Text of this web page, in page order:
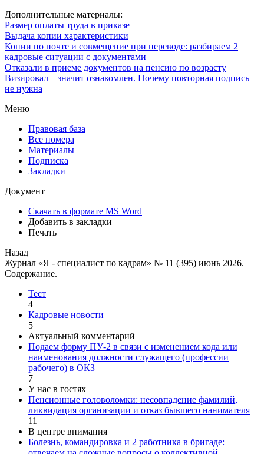
Дополнительные материалы:
Размер оплаты труда в приказе
Выдача копии характеристики
Копии по почте и совмещение при переводе: разбираем 2
кадровые ситуации с документами
Отказали в приеме документов на пенсию по возрасту
Визировал – значит ознакомлен. Почему повторная подпись
не нужна
Меню
Правовая база
Все номера
Материалы
Подписка
Закладки
Документ
Скачать в формате MS Word
Добавить в закладки
Печать
Назад
Журнал «Я - специалист по кадрам» № 11 (395) июнь 2026.
Содержание.
Тест
4
Кадровые новости
5
Актуальный комментарий
Подаем форму ПУ-2 в связи с изменением кода или
наименования должности служащего (профессии
рабочего) в ОКЗ
7
У нас в гостях
Пенсионные головоломки: несовпадение фамилий,
ликвидация организации и отказ бывшего нанимателя
11
В центре внимания
Болезнь, командировка и 2 работника в бригаде: